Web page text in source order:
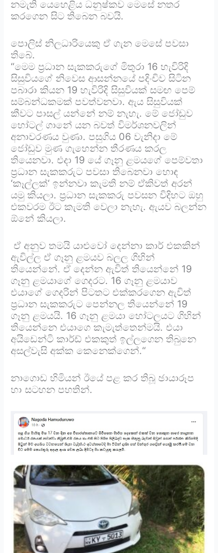
නමැති යෙහෙළිය ධනුෂ්කව මෙසේ නතර
කරගෙන සිට තිබෙන බවයි.
පොලිස් නිලධාරියෙකු ඒ ගැන මෙසේ පවසා
තිබේ.
“මෙම ප්‍රධාන සැකකරුගේ මිතුරා 16 හැවිරිදි
සිසුවියගේ නිවෙස ආසන්නයේ පදිංචිව සිටින
පබාරා කියන 19 හැවිරිදි සිසුවියක් සමඟ පෙම්
සම්බන්ධකමක් පවත්වනවා. ඇය සිසුවියක්
කීවට පාසල් යන්නේ නම් නැහැ. මේ ජෝඩුව
හෝටල් ගානේ යන බවත් විමර්ශනවලින්
අනාවරණය වුණා. පසුගිය 06 වැනිදා මේ
ජෝඩුව මුණ ගැහෙන්න තීරණය කරල
තියෙනවා. එදා 19 යේ ගෑනු ළමයගේ පෙම්වතා
ප්‍රධාන සැකකරුට පවසා තිබෙනවා හොඳ
‘කෑල්ලක්‘ ඉන්නවා කැමති නම් ඒකිවත් අරන්
යමු කියලා. ප්‍රධාන සැකකරු පවසන විදිහට ඔහු
එකවරම ඊට කැමති වෙලා නැහැ. ඇයව බලන්න
ඕනේ කියලා.
ඒ අනුව තමයි යාළුවෝ දෙන්නා කාර් එකකින්
ඇවිල්ල ඒ ගෑනු ළමයව බලල ගිහින්
තියෙන්නේ. ඒ දෙන්න ඇවිත් තියෙන්නේ 19
ගෑනු ළමයාගේ ගෙදරට. 16 ගෑනු ළමයාව
එයාගේ ගෙදරින් පිටතට එක්කරගෙන ඇවිත්
ප්‍රධාන සැකකරුට පෙන්නල තියෙන්නේ 19
ගෑනු ළමයයි. 16 ගෑනු ළමයා හෝටලයට ගිහින්
තියෙන්නෙ එයාගෙ කැමැත්තෙන්මයි. එයා
අයිඩෙන්ටි කාර්ඩ් එකකුත් ඉල්ලගෙන තිබුනෙ
අසල්වැසි අක්ක කෙනෙක්ගෙන්.“
නාගොඩ හිමියන් ඊයේ පළ කර තිබූ ඡායාරූප
හා සටහන පහතින්.